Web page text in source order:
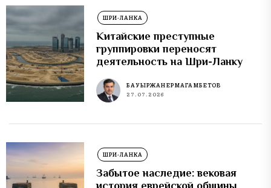
ШРИ-ЛАНКА
Китайские преступные
группировки переносят
деятельность на Шри-Ланку
БАУЫРЖАН ЕРМАГАМБЕТОВ
27.07.2026
ШРИ-ЛАНКА
Забытое наследие: вековая
история еврейской общины